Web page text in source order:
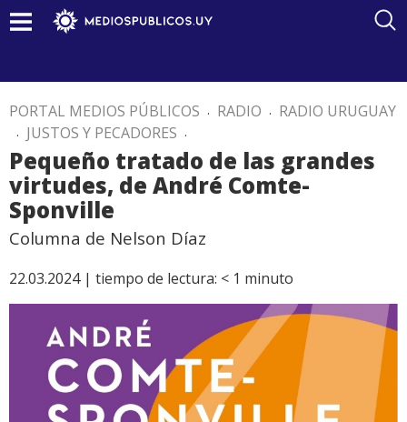
PORTAL MEDIOS PÚBLICOS . RADIO . RADIO URUGUAY
. JUSTOS Y PECADORES .
Pequeño tratado de las grandes
virtudes, de André Comte-
Sponville
Columna de Nelson Díaz
22.03.2024 | tiempo de lectura: < 1 minuto